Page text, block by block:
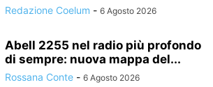
Redazione Coelum - 6 Agosto 2026
Abell 2255 nel radio più profondo
di sempre: nuova mappa del...
Rossana Conte - 6 Agosto 2026